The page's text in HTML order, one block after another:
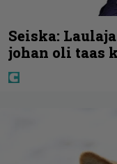
Seiska:
johan oli taas